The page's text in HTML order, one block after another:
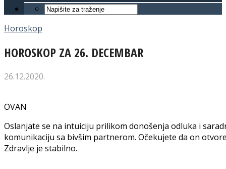
Horoskop
HOROSKOP ZA 26. DECEMBAR
26.12.2020.
OVAN
Oslanjate se na intuiciju prilikom donošenja odluka i
komunikaciju sa bivšim partnerom. Očekujete da on
Zdravlje je stabilno.